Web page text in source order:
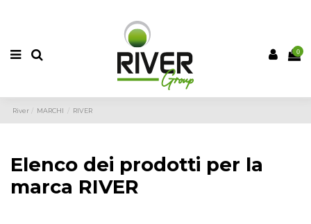
0
River MARCHI RIVER
Elenco dei prodotti per la
marca RIVER